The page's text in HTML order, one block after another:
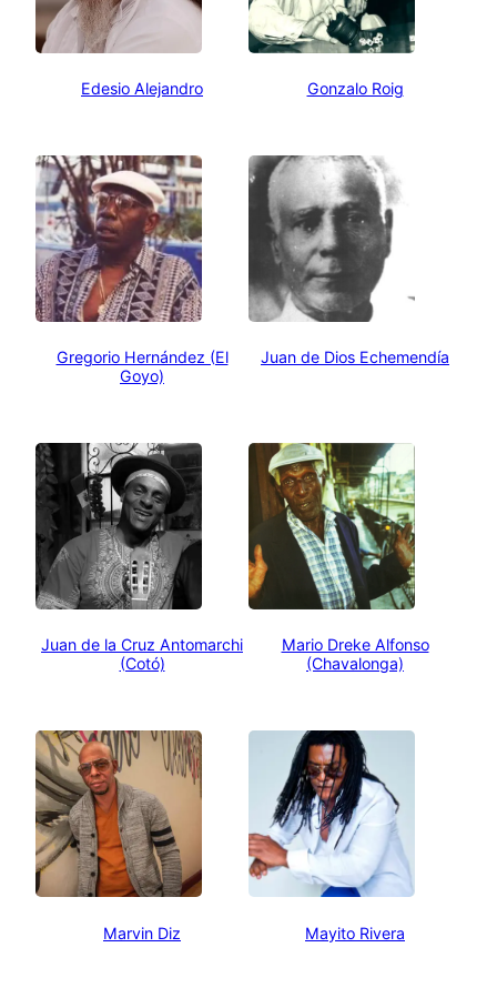
Edesio Alejandro Gonzalo Roig
Gregorio Hernández (El
Goyo)
Juan de Dios Echemendía
Juan de la Cruz Antomarchi
(Cotó)
Mario Dreke Alfonso
(Chavalonga)
Marvin Diz Mayito Rivera